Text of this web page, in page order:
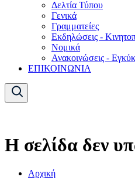
Δελτία Τύπου
Γενικά
Γραμματείες
Εκδηλώσεις -
Νομικά
Ανακοινώσεις -
ΕΠΙΚΟΙΝΩΝΙΑ
Η σελίδα δεν
Αρχική